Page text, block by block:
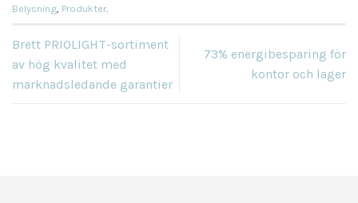
Belysning, Produkter.
Brett PRIOLIGHT-sortiment
av hög kvalitet med
marknadsledande garantier
73% energibesparing för
kontor och lager